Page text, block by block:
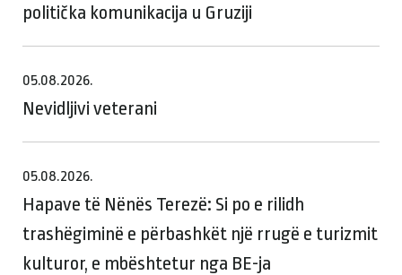
politička komunikacija u Gruziji
05.08.2026.
Nevidljivi veterani
05.08.2026.
Hapave të Nënës Terezë: Si po e rilidh
trashëgiminë e përbashkët një rrugë e turizmit
kulturor, e mbështetur nga BE-ja